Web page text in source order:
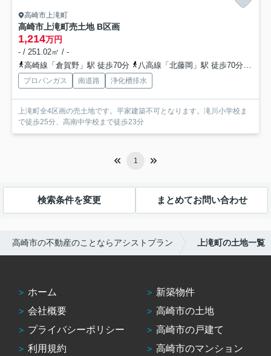
高崎市上滝町
高崎市上滝町売土地 B区画
1,214万円
- / 251.02㎡ / -
高崎線「倉賀野」駅 徒歩70分
八高線「北藤岡」駅 徒歩70分
プロパンガス 南道路 浄化槽排水
上滝町全4区画の売土地です。平家建築不可となります。滝川小学校ま
で徒歩25分、高南中学校まで徒歩23分
1
検索条件を変更 まとめてお問い合わせ
高崎市の不動産のことならアシストプラン 上滝町の土地一覧
ホーム
会社概要
プライバシーポリシー
利用規約
新築物件
高崎市の土地
高崎市の戸建て
高崎市のマンション